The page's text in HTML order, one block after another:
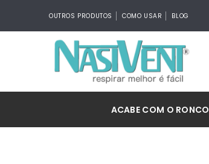
OUTROS PRODUTOS COMO USAR BLOG
ACABE COM O RONCO